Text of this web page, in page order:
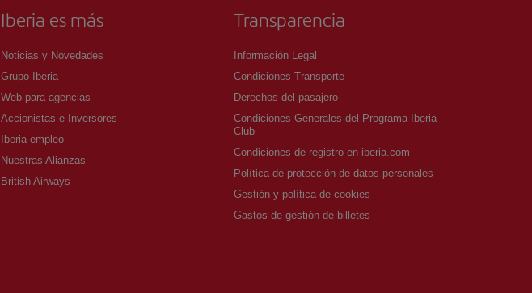
Iberia es más
Noticias y Novedades
Grupo Iberia
Web para agencias
Accionistas e Inversores
Iberia empleo
Nuestras Alianzas
British Airways
Transparencia
Información Legal
Condiciones Transporte
Derechos del pasajero
Condiciones Generales del Programa Iberia
Club
Condiciones de registro en iberia.com
Política de protección de datos personales
Gestión y política de cookies
Gastos de gestión de billetes